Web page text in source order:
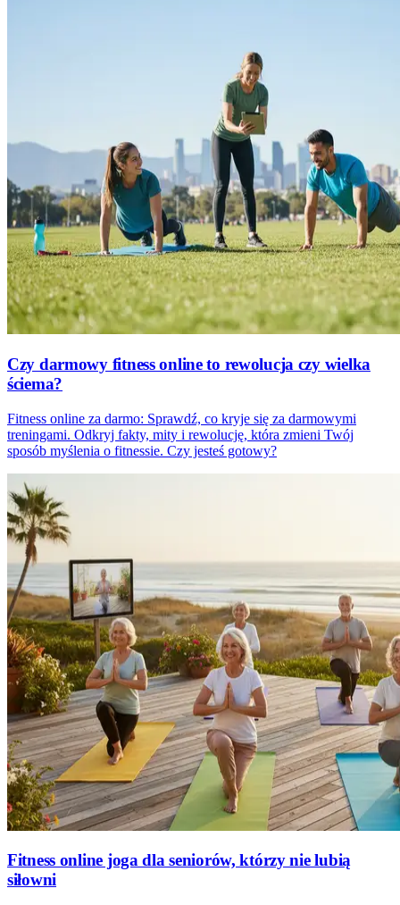
Czy darmowy fitness online to rewolucja czy wielka
ściema?
Fitness online za darmo: Sprawdź, co kryje się za darmowymi
treningami. Odkryj fakty, mity i rewolucję, która zmieni Twój
sposób myślenia o fitnessie. Czy jesteś gotowy?
Fitness online joga dla seniorów, którzy nie lubią
siłowni